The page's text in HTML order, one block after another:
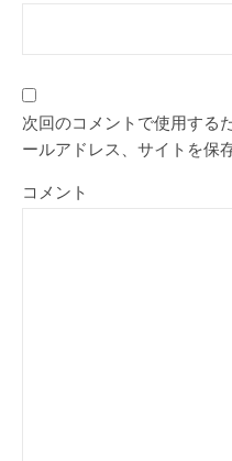
次回のコメントで使用する
ールアドレス、サイトを保
コメント